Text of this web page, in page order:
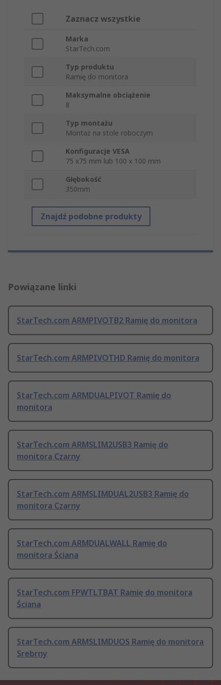
Zaznacz wszystkie
Marka
StarTech.com
Typ produktu
Ramię do monitora
Maksymalne obciążenie
8
Typ montażu
Montaż na stole roboczym
Konfiguracje VESA
75 x75 mm lub 100 x 100 mm
Głębokość
350mm
Znajdź podobne produkty
Powiązane linki
StarTech.com ARMPIVOTB2 Ramię do monitora
StarTech.com ARMPIVOTHD Ramię do monitora
StarTech.com ARMDUALPIVOT Ramię do
monitora
StarTech.com ARMSLIM2USB3 Ramię do
monitora Czarny
StarTech.com ARMSLIMDUAL2USB3 Ramię do
monitora Czarny
StarTech.com ARMDUALWALL Ramię do
monitora Ściana
StarTech.com FPWTLTBAT Ramię do monitora
Ściana
StarTech.com ARMSLIMDUOS Ramię do monitora
Srebrny